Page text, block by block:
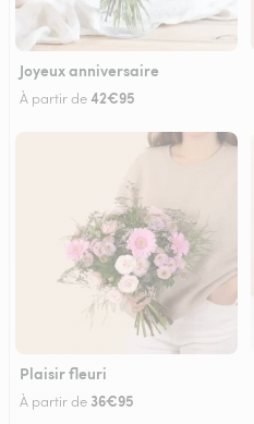
Joyeux anniversaire
À partir de42€95
Plaisir fleuri
À partir de 36€95